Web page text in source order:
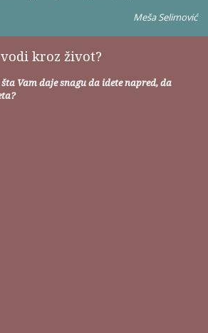
Meša Selimović
kroz život?
Vam daje snagu da idete napred, da